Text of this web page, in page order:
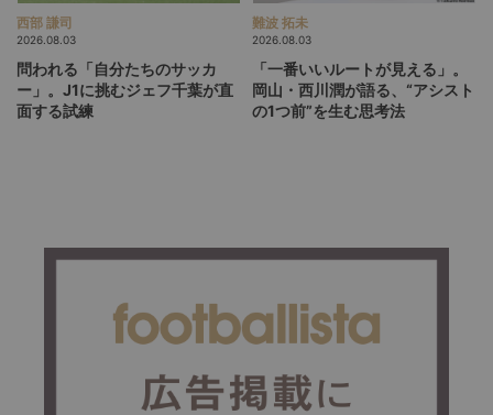
西部 謙司
2026.08.03
問われる「自分たちのサッカ
ー」。J1に挑むジェフ千葉が直
面する試練
難波 拓未
2026.08.03
「一番いいルートが見える」。
岡山・西川潤が語る、“アシスト
の1つ前”を生む思考法